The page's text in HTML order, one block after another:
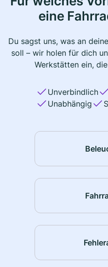
eine
Du sagst uns, was an
soll – wir holen für dich
Werkstätten ein,
Unverbindlich
Unabhängig